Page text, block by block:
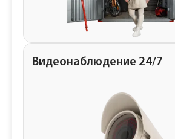
Видеонаблюдение 24/7